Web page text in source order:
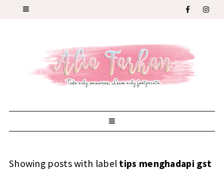
Showing posts with label tips menghadapi gst